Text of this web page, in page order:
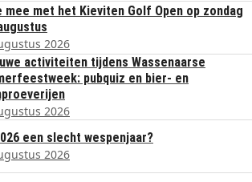
mee met het Kieviten Golf Open op zondag
2026
activiteiten tijdens Wassenaarse
pubquiz en bier- en
2026
een slecht wespenjaar?
2026